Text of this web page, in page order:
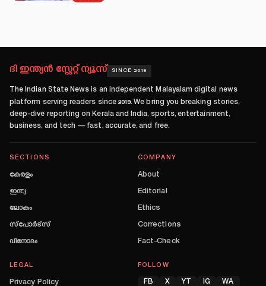
ദി ഇന്ത്യൻ സ്റ്റേറ്റ് ന്യൂസ് SINCE 2019
The Indian State News is an independent Malayalam digital news
platform serving readers since 2019. We bring you breaking stories,
deep-dive reporting on Kerala and India, sports, entertainment,
business, and tech — fast, accurate, and free.
SECTIONS
കേരളം
ഇന്ത്യ
ലോകം
സ്പോർട്സ്
വിനോദം
COMPANY
About
Editorial
Ethics
Corrections
Fact-Check
LEGAL
Privacy Policy
FOLLOW
FB X YT IG WA